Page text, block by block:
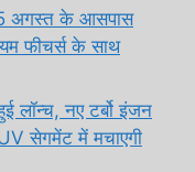
अगस्त के आसपास
फीचर्स के साथ
नए टर्बो इंजन
सेगमेंट में मचाएगी